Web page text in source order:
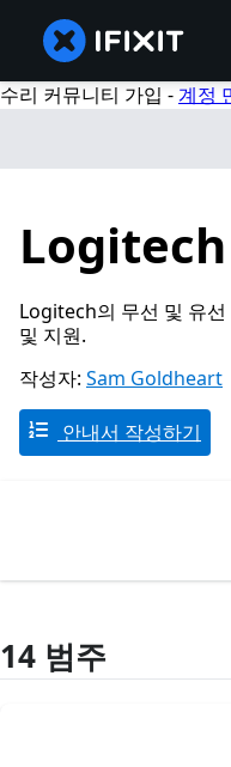
수리 커뮤니티 가입 -계정
Logitech
Logitech의 무선 및 유
및 지원.
작성자: Sam Goldheart
안내서 작성하기
14 범주